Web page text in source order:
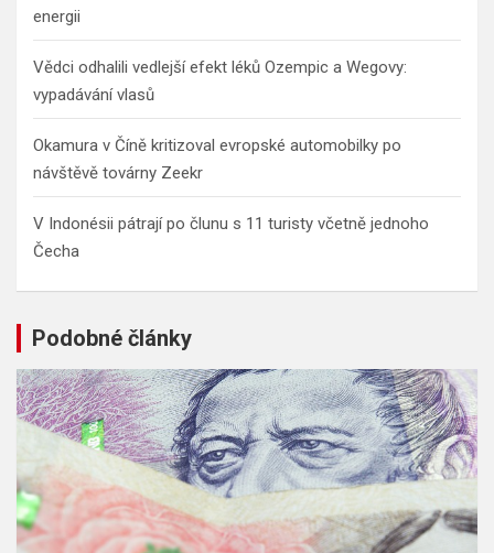
energii
Vědci odhalili vedlejší efekt léků Ozempic a Wegovy:
vypadávání vlasů
Okamura v Číně kritizoval evropské automobilky po
návštěvě továrny Zeekr
V Indonésii pátrají po člunu s 11 turisty včetně jednoho
Čecha
Podobné články